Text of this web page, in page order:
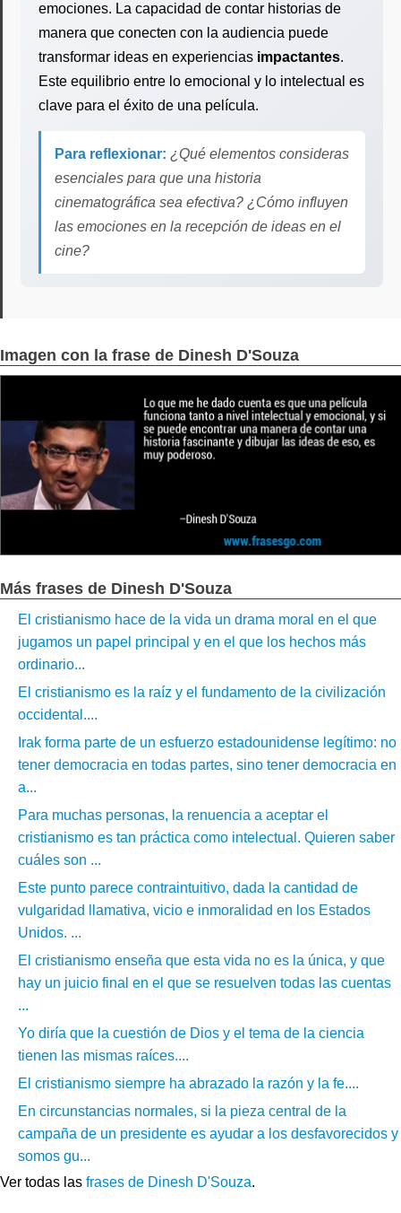
emociones. La capacidad de contar historias de
manera que conecten con la audiencia puede
transformar ideas en experiencias impactantes.
Este equilibrio entre lo emocional y lo intelectual es
clave para el éxito de una película.
Para reflexionar: ¿Qué elementos consideras
esenciales para que una historia
cinematográfica sea efectiva? ¿Cómo influyen
las emociones en la recepción de ideas en el
cine?
Imagen con la frase de Dinesh D'Souza
Más frases de Dinesh D'Souza
El cristianismo hace de la vida un drama moral en el que
jugamos un papel principal y en el que los hechos más
ordinario...
El cristianismo es la raíz y el fundamento de la civilización
occidental....
Irak forma parte de un esfuerzo estadounidense legítimo: no
tener democracia en todas partes, sino tener democracia en
a...
Para muchas personas, la renuencia a aceptar el
cristianismo es tan práctica como intelectual. Quieren saber
cuáles son ...
Este punto parece contraintuitivo, dada la cantidad de
vulgaridad llamativa, vicio e inmoralidad en los Estados
Unidos. ...
El cristianismo enseña que esta vida no es la única, y que
hay un juicio final en el que se resuelven todas las cuentas
...
Yo diría que la cuestión de Dios y el tema de la ciencia
tienen las mismas raíces....
El cristianismo siempre ha abrazado la razón y la fe....
En circunstancias normales, si la pieza central de la
campaña de un presidente es ayudar a los desfavorecidos y
somos gu...
Ver todas las frases de Dinesh D'Souza.